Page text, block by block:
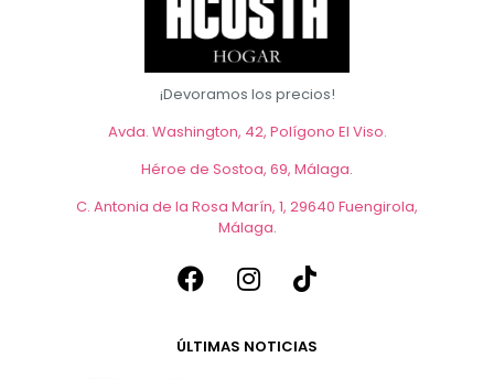
¡Devoramos los precios!
Avda. Washington, 42, Polígono El Viso.
Héroe de Sostoa, 69, Málaga.
C. Antonia de la Rosa Marín, 1, 29640 Fuengirola,
Málaga.
ÚLTIMAS NOTICIAS